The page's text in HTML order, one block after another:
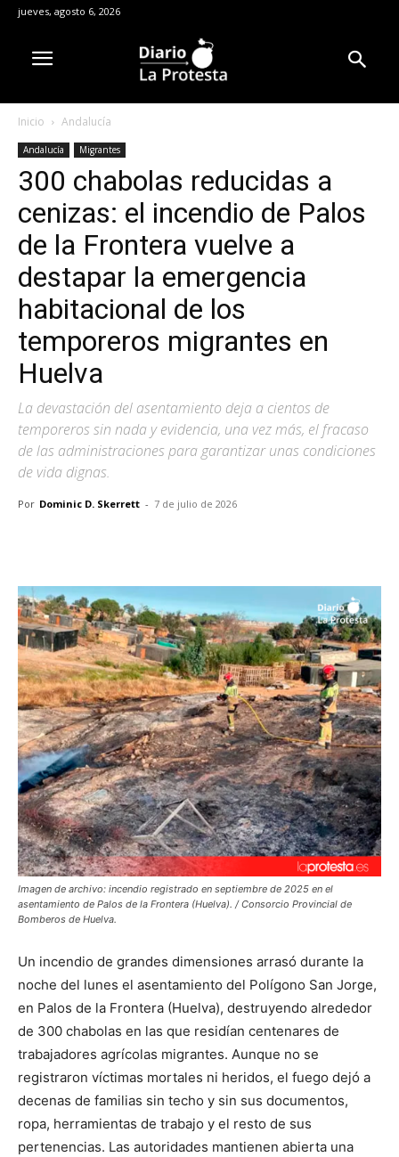
jueves, agosto 6, 2026
Inicio Andalucía
Andalucía Migrantes
300 chabolas reducidas a
cenizas: el incendio de Palos
de la Frontera vuelve a
destapar la emergencia
habitacional de los
temporeros migrantes en
Huelva
La devastación del asentamiento deja a cientos de
temporeros sin nada y evidencia, una vez más, el fracaso
de las administraciones para garantizar unas condiciones
de vida dignas.
Por Dominic D. Skerrett - 7 de julio de 2026
Imagen de archivo: incendio registrado en septiembre de 2025 en el
asentamiento de Palos de la Frontera (Huelva). / Consorcio Provincial de
Bomberos de Huelva.
Un incendio de grandes dimensiones arrasó durante la
noche del lunes el asentamiento del Polígono San Jorge,
en Palos de la Frontera (Huelva), destruyendo alrededor
de 300 chabolas en las que residían centenares de
trabajadores agrícolas migrantes. Aunque no se
registraron víctimas mortales ni heridos, el fuego dejó a
decenas de familias sin techo y sin sus documentos,
ropa, herramientas de trabajo y el resto de sus
pertenencias. Las autoridades mantienen abierta una